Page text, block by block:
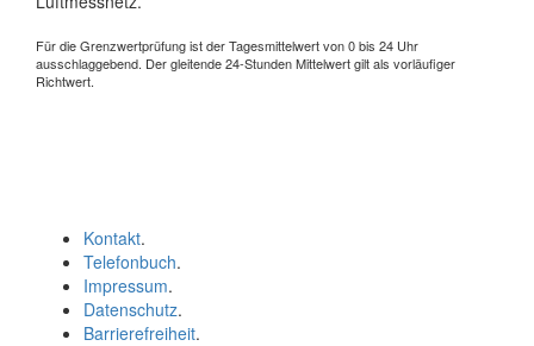
Für die Grenzwertprüfung ist der Tagesmittelwert von 0 bis 24 Uhr
ausschlaggebend. Der gleitende 24-Stunden Mittelwert gilt als vorläufiger
Richtwert.
Kontakt.
Telefonbuch.
Impressum.
Datenschutz.
Barrierefreiheit.